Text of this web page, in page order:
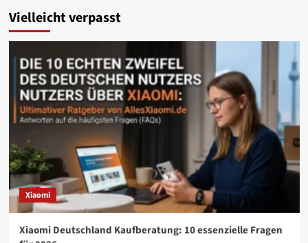
Vielleicht verpasst
Xiaomi
Xiaomi Deutschland Kaufberatung: 10 essenzielle Fragen